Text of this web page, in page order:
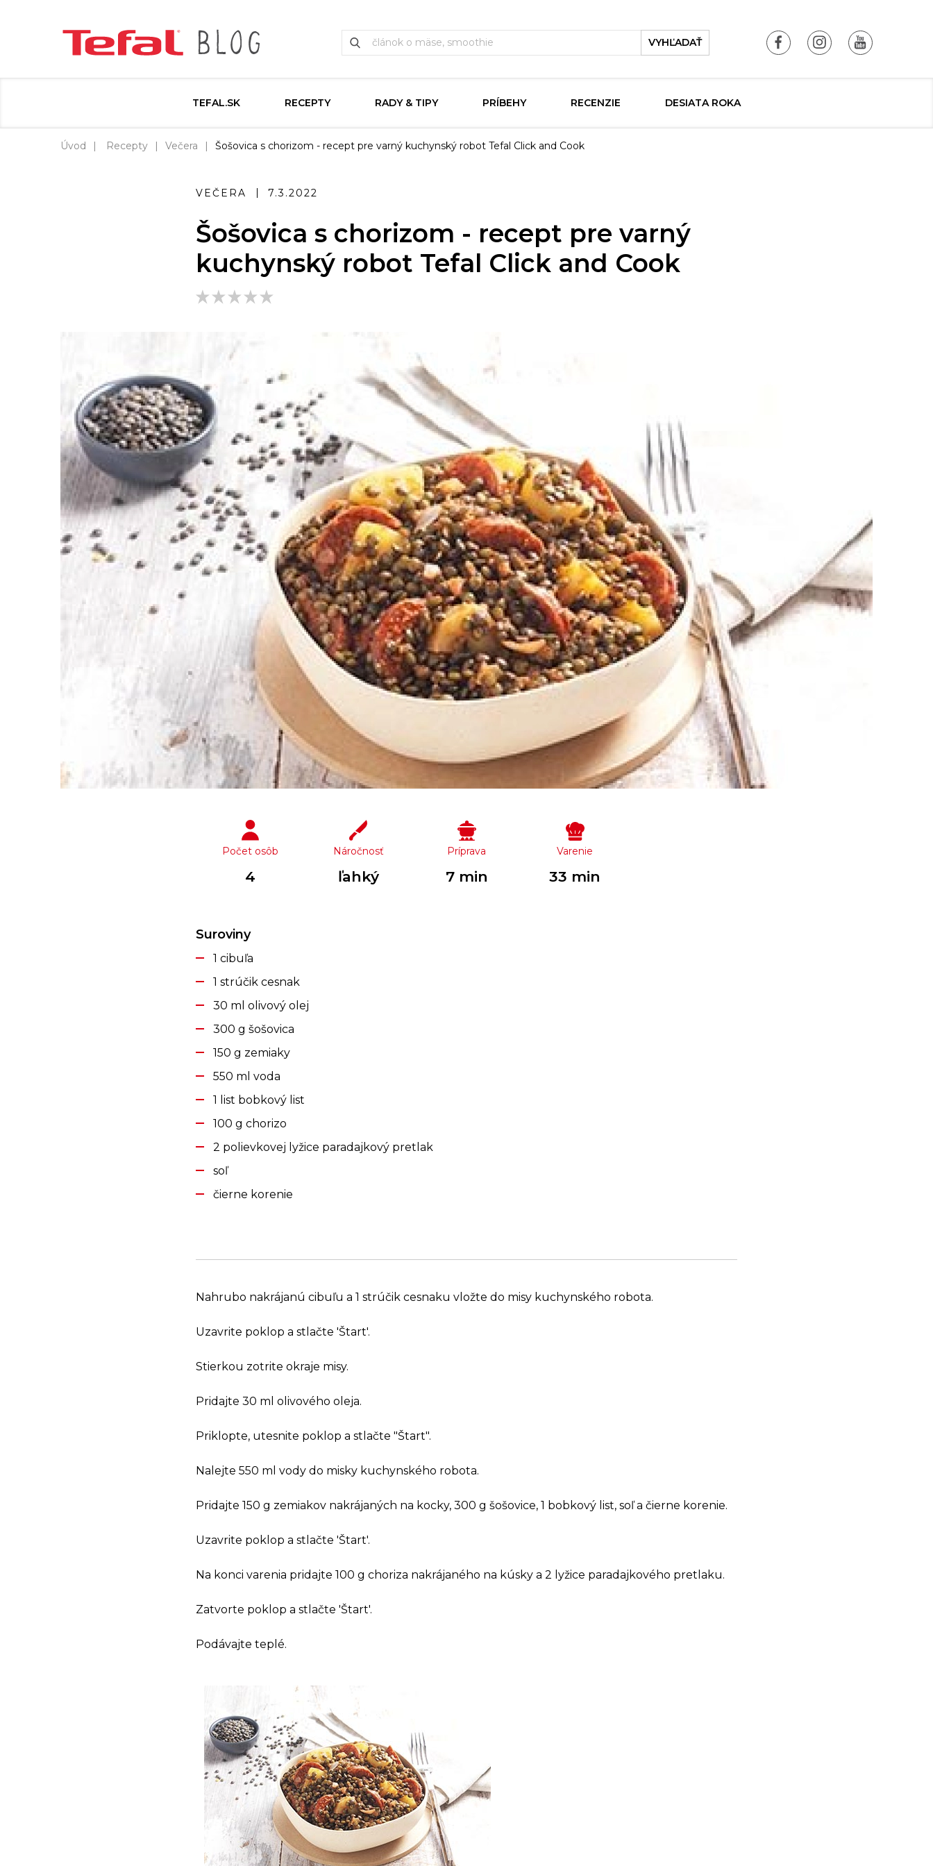
VYHĽADAŤ
TEFAL.SK RECEPTY RADY & TIPY PRÍBEHY RECENZIE DESIATA ROKA
Úvod Recepty Večera Šošovica s chorizom - recept pre varný kuchynský robot Tefal Click and Cook
VEČERA 7.3.2022
Šošovica s chorizom - recept pre varný
kuchynský robot Tefal Click and Cook
Počet osôb
4
Náročnosť
ľahký
Príprava
7 min
Varenie
33 min
Suroviny
1 cibuľa
1 strúčik cesnak
30 ml olivový olej
300 g šošovica
150 g zemiaky
550 ml voda
1 list bobkový list
100 g chorizo
2 polievkovej lyžice paradajkový pretlak
soľ
čierne korenie
Nahrubo nakrájanú cibuľu a 1 strúčik cesnaku vložte do misy kuchynského robota.
Uzavrite poklop a stlačte 'Štart'.
Stierkou zotrite okraje misy.
Pridajte 30 ml olivového oleja.
Priklopte, utesnite poklop a stlačte "Štart".
Nalejte 550 ml vody do misky kuchynského robota.
Pridajte 150 g zemiakov nakrájaných na kocky, 300 g šošovice, 1 bobkový list, soľ a čierne korenie.
Uzavrite poklop a stlačte 'Štart'.
Na konci varenia pridajte 100 g choriza ​​nakrájaného na kúsky a 2 lyžice paradajkového pretlaku.
Zatvorte poklop a stlačte 'Štart'.
Podávajte teplé.